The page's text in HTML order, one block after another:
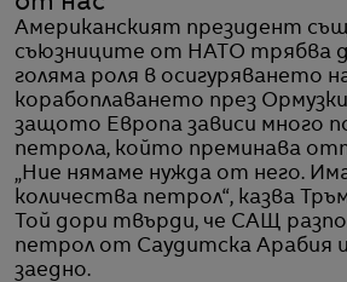
Американският президент
съюзниците от НАТО трябва
голяма роля в осигуряването
корабоплаването през
защото Европа зависи много
петрола, който преминава
„Ние нямаме нужда от него.
количества петрол“, казва
Той дори твърди, че САЩ
петрол от Саудитска Арабия
заедно.